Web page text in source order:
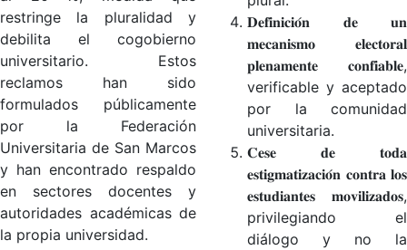
restringe la pluralidad y
debilita el cogobierno
universitario. Estos
reclamos han sido
formulados públicamente
por la Federación
Universitaria de San Marcos
y han encontrado respaldo
en sectores docentes y
autoridades académicas de
la propia universidad.
𝐃𝐞𝐟𝐢𝐧𝐢𝐜𝐢𝐨́𝐧 𝐝𝐞 𝐮𝐧
𝐦𝐞𝐜𝐚𝐧𝐢𝐬𝐦𝐨 𝐞𝐥𝐞𝐜𝐭𝐨𝐫𝐚𝐥
𝐩𝐥𝐞𝐧𝐚𝐦𝐞𝐧𝐭𝐞 𝐜𝐨𝐧𝐟𝐢𝐚𝐛𝐥𝐞,
verificable y aceptado
por la comunidad
universitaria.
𝐂𝐞𝐬𝐞 𝐝𝐞 𝐭𝐨𝐝𝐚
𝐞𝐬𝐭𝐢𝐠𝐦𝐚𝐭𝐢𝐳𝐚𝐜𝐢𝐨́𝐧 𝐜𝐨𝐧𝐭𝐫𝐚 𝐥𝐨𝐬
𝐞𝐬𝐭𝐮𝐝𝐢𝐚𝐧𝐭𝐞𝐬 𝐦𝐨𝐯𝐢𝐥𝐢𝐳𝐚𝐝𝐨𝐬,
privilegiando el
diálogo y no la